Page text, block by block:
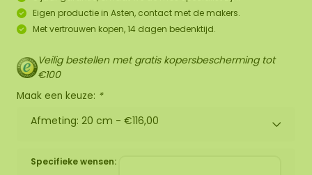
Eigen productie in Asten, contact met de makers.
Met vertrouwen kopen, 14 dagen bedenktijd.
Veilig bestellen met gratis kopersbescherming tot
€100
Maak een keuze: *
Afmeting: 20 cm - €116,00
Specifieke wensen: